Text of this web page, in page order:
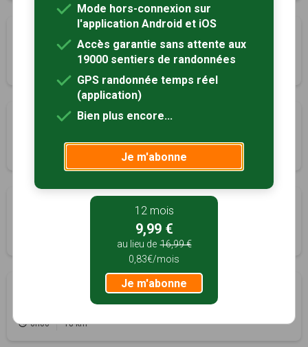
Montcheutin, Ardennes (08)
Le Pont d'Avrogne
Tracé GPS
Sentier de la Demoiselle
Olizy-Primat, Ardennes (08)
Tracé GPS
Entre plaine et côtes
Réville-aux-Bois, Meuse (55)
6h00 18 km
Mode hors-connexion sur
l'application Android et iOS
Accès garantie sans attente aux
19000 sentiers de randonnées
GPS randonnée temps réel
(application)
Bien plus encore...
Je m'abonne
12 mois
9,99 €
au lieu de 16,99 €
0,83€/mois
Je m'abonne